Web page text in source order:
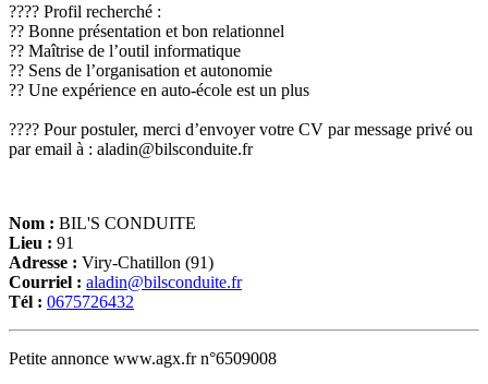
???? Profil recherché :
?? Bonne présentation et bon relationnel
?? Maîtrise de l’outil informatique
?? Sens de l’organisation et autonomie
?? Une expérience en auto-école est un plus
???? Pour postuler, merci d’envoyer votre CV par message privé ou
par email à : aladin@bilsconduite.fr
Nom : BIL'S CONDUITE
Lieu : 91
Adresse : Viry-Chatillon (91)
Courriel : aladin@bilsconduite.fr
Tél : 0675726432
Petite annonce www.agx.fr n°6509008